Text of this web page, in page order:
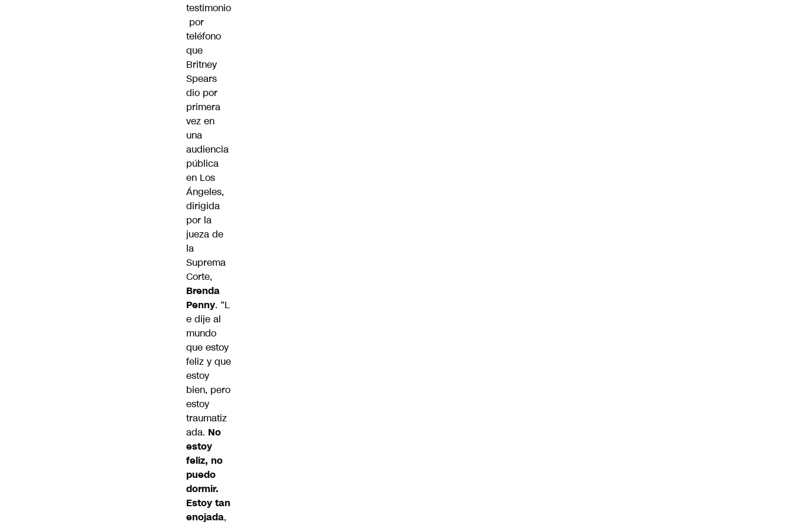
testimonio
por
teléfono
que
Britney
Spears
dio por
primera
vez en
una
audiencia
pública
en Los
Ángeles,
dirigida
por la
jueza de
la
Suprema
Corte,
Brenda
Penny. “L
e dije al
mundo
que estoy
feliz y que
estoy
bien, pero
estoy
traumatiz
ada. No
estoy
feliz, no
puedo
dormir.
Estoy tan
enojada,